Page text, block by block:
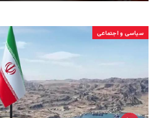
سیاسی و اجتماعی